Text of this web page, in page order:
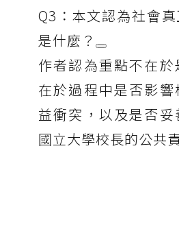
Q3：本文認為社會
是什麼？
作者認為重點不在
在於過程中是否影
益衝突，以及是否
國立大學校長的公共